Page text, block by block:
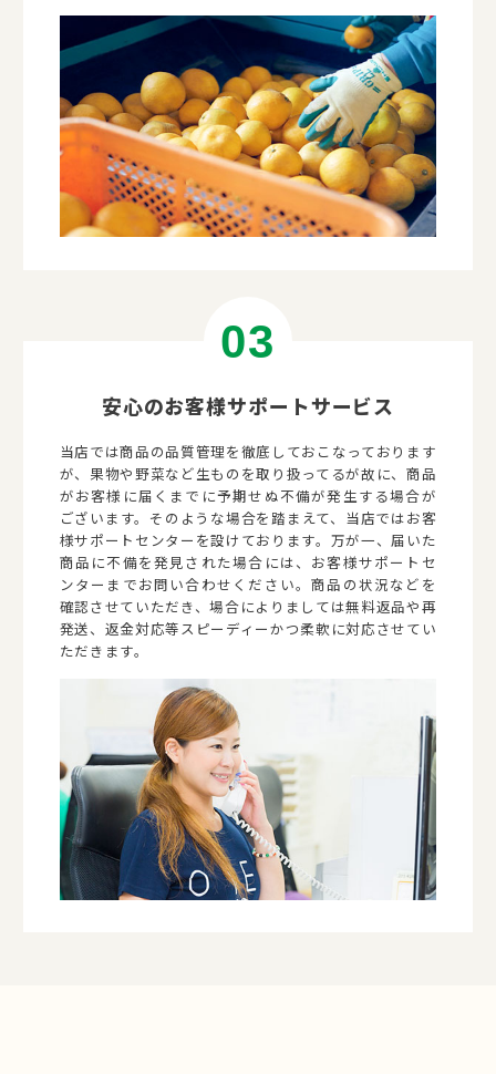
安心のお客様サポートサービス
当店では商品の品質管理を徹底しておこなっております
が、果物や野菜など生ものを取り扱ってるが故に、商品
がお客様に届くまでに予期せぬ不備が発生する場合が
ございます。そのような場合を踏まえて、当店ではお客
様サポートセンターを設けております。万が一、届いた
商品に不備を発見された場合には、お客様サポートセ
ンターまでお問い合わせください。商品の状況などを
確認させていただき、場合によりましては無料返品や再
発送、返金対応等スピーディーかつ柔軟に対応させてい
ただきます。